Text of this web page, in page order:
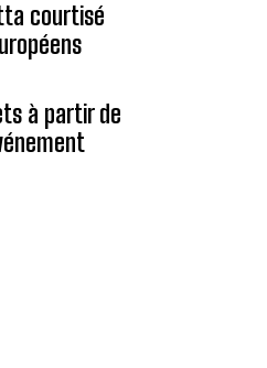
courtisé
à partir de